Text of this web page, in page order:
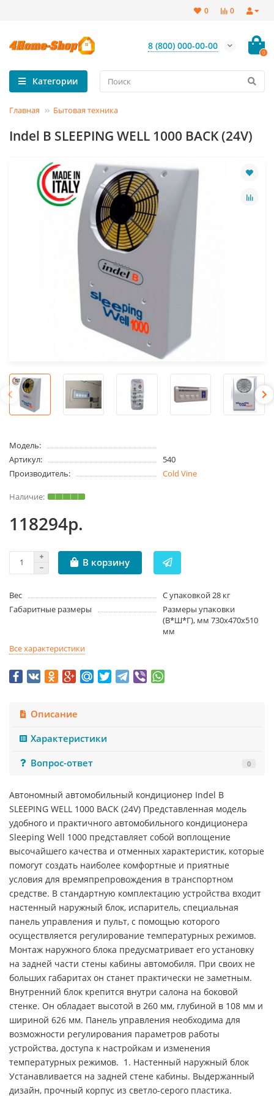
0
0
8 (800) 000-00-00
0
Категории
Главная Бытовая техника
Indel B SLEEPING WELL 1000 BACK (24V)
Модель:
Артикул:
540
Производитель:
Cold Vine
118294р.
В корзину
Вес
С упаковкой 28 кг
Габаритные размеры
Размеры упаковки
(В*Ш*Г), мм 730x470x510
мм
Все характеристики
Описание
Характеристики
Вопрос-ответ
0
Автономный автомобильный кондиционер Indel B
SLEEPING WELL 1000 BACK (24V) Представленная модель
удобного и практичного автомобильного кондиционера
Sleeping Well 1000 представляет собой воплощение
высочайшего качества и отменных характеристик, которые
помогут создать наиболее комфортные и приятные
условия для времяпрепровождения в транспортном
средстве. В стандартную комплектацию устройства входит
настенный наружный блок, испаритель, специальная
панель управления и пульт, с помощью которого
осуществляется регулирование температурных режимов.
Монтаж наружного блока предусматривает его установку
на задней части стены кабины автомобиля. При своих не
больших габаритах он станет практически не заметным.
Внутренний блок крепится внутри салона на боковой
стенке. Он обладает высотой в 260 мм, глубиной в 108 мм и
шириной 626 мм. Панель управления необходима для
возможности регулирования параметров работы
устройства, доступа к настройкам и изменения
температурных режимов. 1. Настенный наружный блок
Устанавливается на задней стене кабины. Выдержанный
дизайн, прочный корпус из светло-серого пластика.